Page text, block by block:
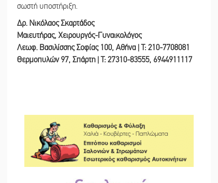
σωστή υποστήριξη.
Δρ. Νικόλαος Σκαρτάδος
Μαιευτήρας, Χειρουργός-Γυναικολόγος
Λεωφ. Βασιλίσσης Σοφίας 100, Αθήνα | T: 210-7708081
Θερμοπυλών 97, Σπάρτη | T: 27310-83555, 6944911117